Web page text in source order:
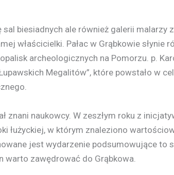
sal biesiadnych ale również galerii malarzy
właścicielki. Pałac w Grąbkowie słynie
archeologicznych na Pomorzu. p.
Megalitów”, które powstało w
znani naukowcy. W zeszłym roku z
łużyckiej, w którym znaleziono
jest wydarzenie podsumowujące to
warto zawędrować do Grąbkowa.